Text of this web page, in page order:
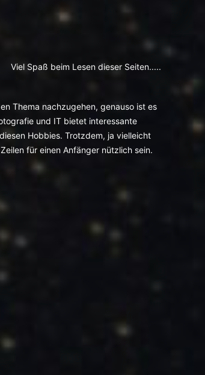
Viel Spaß beim Lesen dieser Seiten.....
Thema nachzugehen, genauso ist es
und IT bietet interessante
Hobbies. Trotzdem, ja vielleicht
für einen Anfänger nützlich sein.